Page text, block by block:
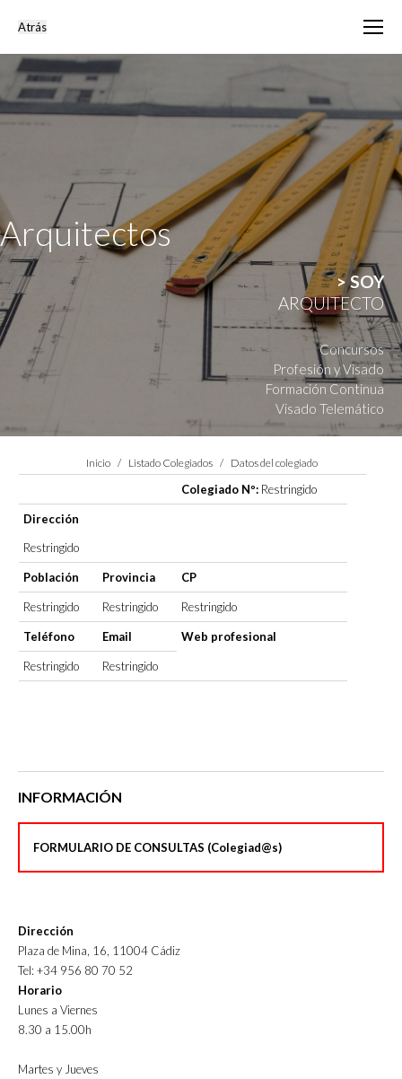
Arquitectos
> SOY
ARQUITECTO
Concursos
Profesión y Visado
Formación Continua
Visado Telemático
Estás aquí:
Inicio Listado Colegiados Datos del colegiado
Colegiado Nº:Restringido
Dirección
Restringido
Población Provincia CP
Restringido Restringido Restringido
Teléfono Email Web profesional
Restringido Restringido
INFORMACIÓN
FORMULARIO DE CONSULTAS (Colegiad@s)
Dirección
Plaza de Mina, 16, 11004 Cádiz
Tel: +34 956 80 70 52
Horario
Lunes a Viernes
8.30 a 15.00h
Martes y Jueves